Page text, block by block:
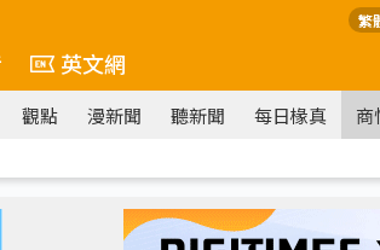
繁
英文網
觀點 漫新聞 聽新聞 每日椽真 商